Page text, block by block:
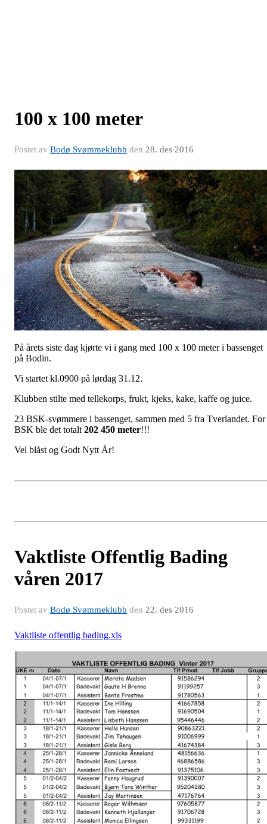
100 x 100 meter
Postet av Bodø Svømmeklubb den 28. des 2016
På årets siste dag kjørte vi i gang med 100 x 100 meter i bassenget
på Bodin.
Vi startet kl.0900 på lørdag 31.12.
Klubben stilte med tellekorps, frukt, kjeks, kake, kaffe og juice.
23 BSK-svømmere i bassenget, sammen med 5 fra Tverlandet. For
BSK ble det totalt 202 450 meter!!!
Vel blåst og Godt Nytt År!
Vaktliste Offentlig Bading
våren 2017
Postet av Bodø Svømmeklubb den 22. des 2016
Vaktliste offentlig bading.xls